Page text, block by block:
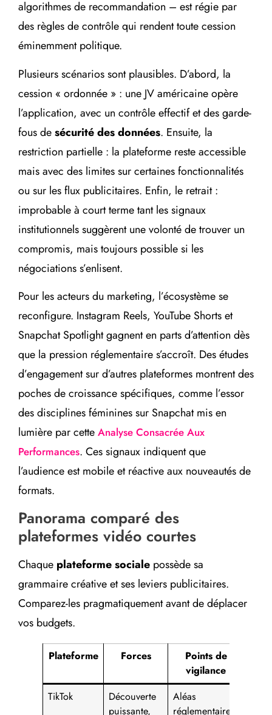
algorithmes de recommandation – est régie par
des règles de contrôle qui rendent toute cession
éminemment politique.
Plusieurs scénarios sont plausibles. D’abord, la
cession « ordonnée » : une JV américaine opère
l’application, avec un contrôle effectif et des garde-
fous desécurité des données. Ensuite, la
restriction partielle : la plateforme reste accessible
mais avec des limites sur certaines fonctionnalités
ou sur les flux publicitaires. Enfin, le retrait :
improbable à court terme tant les signaux
institutionnels suggèrent une volonté de trouver un
compromis, mais toujours possible si les
négociations s’enlisent.
Pour les acteurs du marketing, l’écosystème se
reconfigure. Instagram Reels, YouTube Shorts et
Snapchat Spotlight gagnent en parts d’attention dès
que la pression réglementaire s’accroît. Des études
d’engagement sur d’autres plateformes montrent des
poches de croissance spécifiques, comme l’essor
des disciplines féminines sur Snapchat mis en
lumière par cette Analyse Consacrée Aux
Performances. Ces signaux indiquent que
l’audience est mobile et réactive aux nouveautés de
formats.
Panorama comparé des
plateformes vidéo courtes
Chaque plateforme sociale possède sa
grammaire créative et ses leviers publicitaires.
Comparez-les pragmatiquement avant de déplacer
vos budgets.
Plateforme Forces
Points de
vigilance
TikTok
Découverte
puissante,
Aléas
réglementaires,